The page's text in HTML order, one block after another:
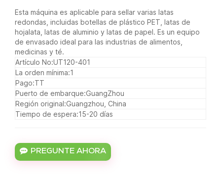
Esta máquina es aplicable para sellar varias latas
redondas, incluidas botellas de plástico PET, latas de
hojalata, latas de aluminio y latas de papel. Es un equipo
de envasado ideal para las industrias de alimentos,
medicinas y té.
Artículo No:UT120-401
La orden mínima:1
Pago:TT
Puerto de embarque:GuangZhou
Región original:Guangzhou, China
Tiempo de espera:15-20 días
PREGUNTE AHORA